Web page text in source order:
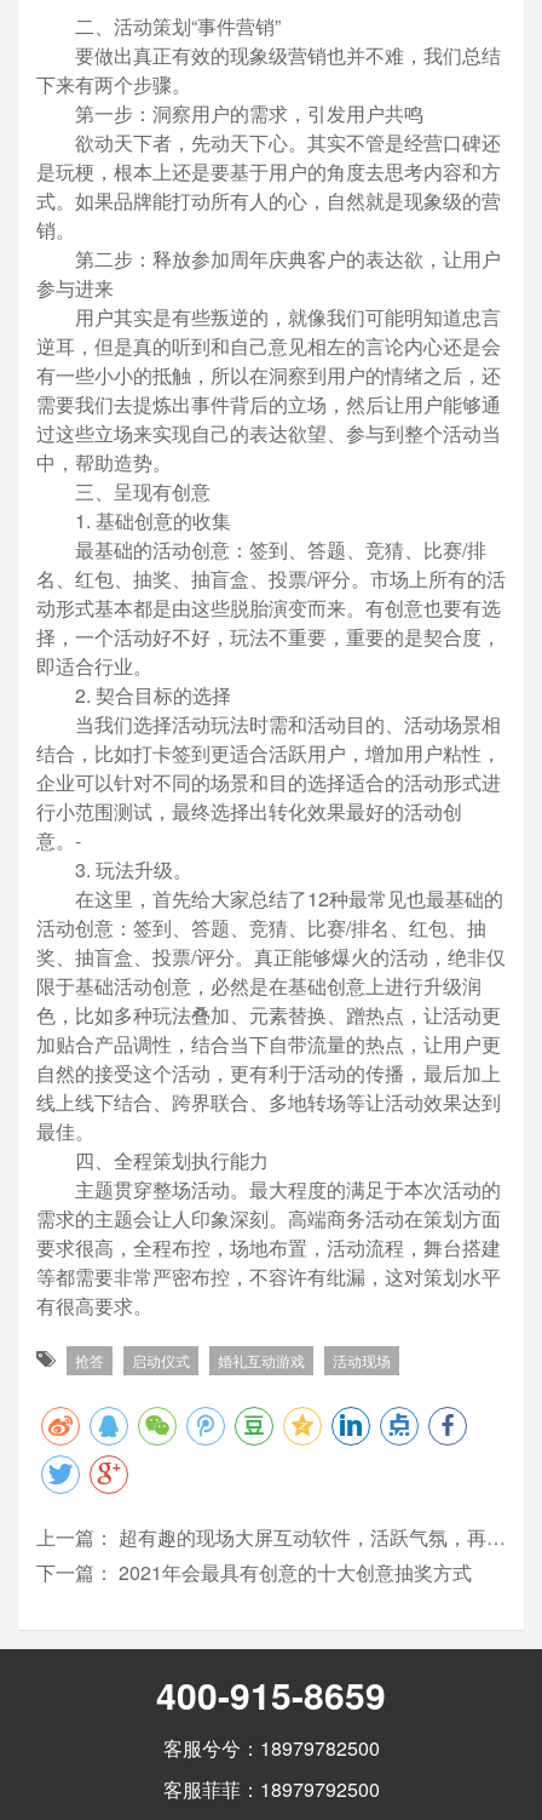
二、活动策划“事件营销”
要做出真正有效的现象级营销也并不难，我们总结
下来有两个步骤。
第一步：洞察用户的需求，引发用户共鸣
欲动天下者，先动天下心。其实不管是经营口碑还
是玩梗，根本上还是要基于用户的角度去思考内容和方
式。如果品牌能打动所有人的心，自然就是现象级的营
销。
第二步：释放参加周年庆典客户的表达欲，让用户
参与进来
用户其实是有些叛逆的，就像我们可能明知道忠言
逆耳，但是真的听到和自己意见相左的言论内心还是会
有一些小小的抵触，所以在洞察到用户的情绪之后，还
需要我们去提炼出事件背后的立场，然后让用户能够通
过这些立场来实现自己的表达欲望、参与到整个活动当
中，帮助造势。
三、呈现有创意
1. 基础创意的收集
最基础的活动创意：签到、答题、竞猜、比赛/排
名、红包、抽奖、抽盲盒、投票/评分。市场上所有的活
动形式基本都是由这些脱胎演变而来。有创意也要有选
择，一个活动好不好，玩法不重要，重要的是契合度，
即适合行业。
2. 契合目标的选择
当我们选择活动玩法时需和活动目的、活动场景相
结合，比如打卡签到更适合活跃用户，增加用户粘性，
企业可以针对不同的场景和目的选择适合的活动形式进
行小范围测试，最终选择出转化效果最好的活动创
意。-
3. 玩法升级。
在这里，首先给大家总结了12种最常见也最基础的
活动创意：签到、答题、竞猜、比赛/排名、红包、抽
奖、抽盲盒、投票/评分。真正能够爆火的活动，绝非仅
限于基础活动创意，必然是在基础创意上进行升级润
色，比如多种玩法叠加、元素替换、蹭热点，让活动更
加贴合产品调性，结合当下自带流量的热点，让用户更
自然的接受这个活动，更有利于活动的传播，最后加上
线上线下结合、跨界联合、多地转场等让活动效果达到
最佳。
四、全程策划执行能力
主题贯穿整场活动。最大程度的满足于本次活动的
需求的主题会让人印象深刻。高端商务活动在策划方面
要求很高，全程布控，场地布置，活动流程，舞台搭建
等都需要非常严密布控，不容许有纰漏，这对策划水平
有很高要求。
抢答 启动仪式 婚礼互动游戏 活动现场
上一篇： 超有趣的现场大屏互动软件，活跃气氛，再也不愁做活动冷场了
下一篇： 2021年会最具有创意的十大创意抽奖方式
400-915-8659
客服兮兮：18979782500
客服菲菲：18979792500